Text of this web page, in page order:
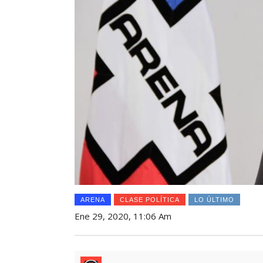
ARENA CLASE POLÍTICA LO ÚLTIMO
Ene 29, 2020, 11:06 Am